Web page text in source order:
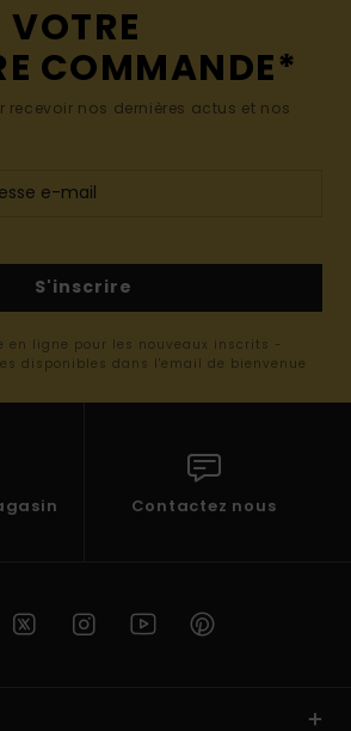
VOTRE
COMMANDE*
recevoir nos dernières actus et nos
S'inscrire
en ligne pour les nouveaux inscrits -
disponibles dans l'email de bienvenue
Contactez nous